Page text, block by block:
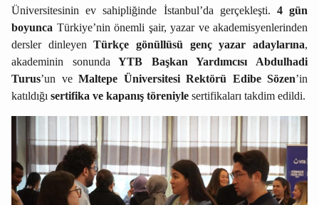
Üniversitesinin ev sahipliğinde İstanbul’da gerçekleşti. 4 gün
boyunca Türkiye’nin önemli şair, yazar ve akademisyenlerinden
dersler dinleyenTürkçe gönüllüsü genç yazar adaylarına,
akademinin sonunda YTB Başkan Yardımcısı Abdulhadi
Turus’un ve Maltepe Üniversitesi Rektörü Edibe Sözen’in
katıldığı sertifika ve kapanış töreniyle sertifikaları takdim edildi.